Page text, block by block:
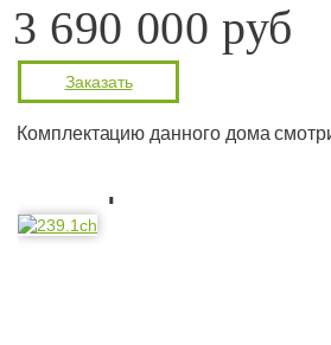
3 690 000 руб
Заказать
Комплектацию данного дома